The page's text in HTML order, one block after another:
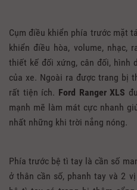
Cụm điều khiển phía trước mặt
khiển điều hòa, volume, nhạc,
thiết kế đối xứng, cân đối, hình
của xe. Ngoài ra được trang bị
rất tiện ích. Ford Ranger XLS
mạnh mẽ làm mát cực nhanh
nhất những khi trời nắng nóng.
Phía trước bệ tì tay là cần số
ở thân cần số, phanh tay và 2